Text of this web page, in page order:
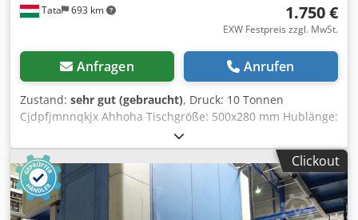
Tata 693 km 1.750 €
EXW Festpreis zzgl. MwSt.
Anfragen Anrufen
Zustand: sehr gut (gebraucht), Druck: 10 Tonnen
Cjdpfjmnnqkjx Ahhoha Tischgröße: 500x280 mm Hublänge:
Clickout